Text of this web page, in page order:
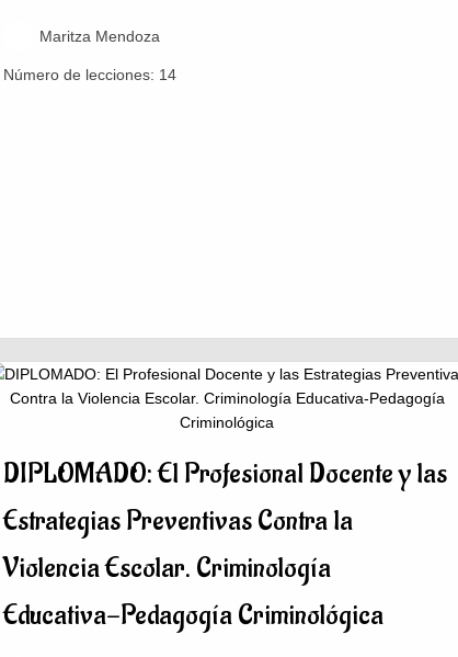
Maritza Mendoza
Número de lecciones: 14
DIPLOMADO: El Profesional Docente y las
Estrategias Preventivas Contra la
Violencia Escolar. Criminología
Educativa-Pedagogía Criminológica